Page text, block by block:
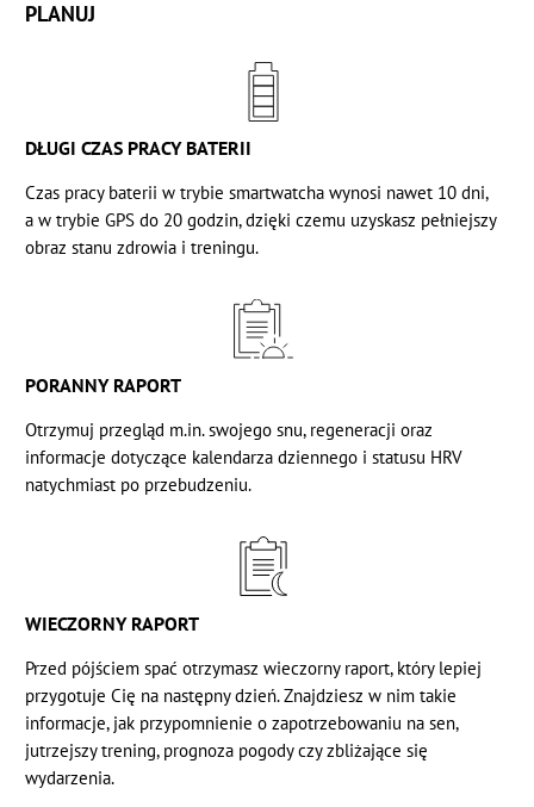
PLANUJ
DŁUGI CZAS PRACY BATERII
Czas pracy baterii w trybie smartwatcha wynosi nawet 10 dni,
a w trybie GPS do 20 godzin, dzięki czemu uzyskasz pełniejszy
obraz stanu zdrowia i treningu.
PORANNY RAPORT
Otrzymuj przegląd m.in. swojego snu, regeneracji oraz
informacje dotyczące kalendarza dziennego i statusu HRV
natychmiast po przebudzeniu.
WIECZORNY RAPORT
Przed pójściem spać otrzymasz wieczorny raport, który lepiej
przygotuje Cię na następny dzień. Znajdziesz w nim takie
informacje, jak przypomnienie o zapotrzebowaniu na sen,
jutrzejszy trening, prognoza pogody czy zbliżające się
wydarzenia.